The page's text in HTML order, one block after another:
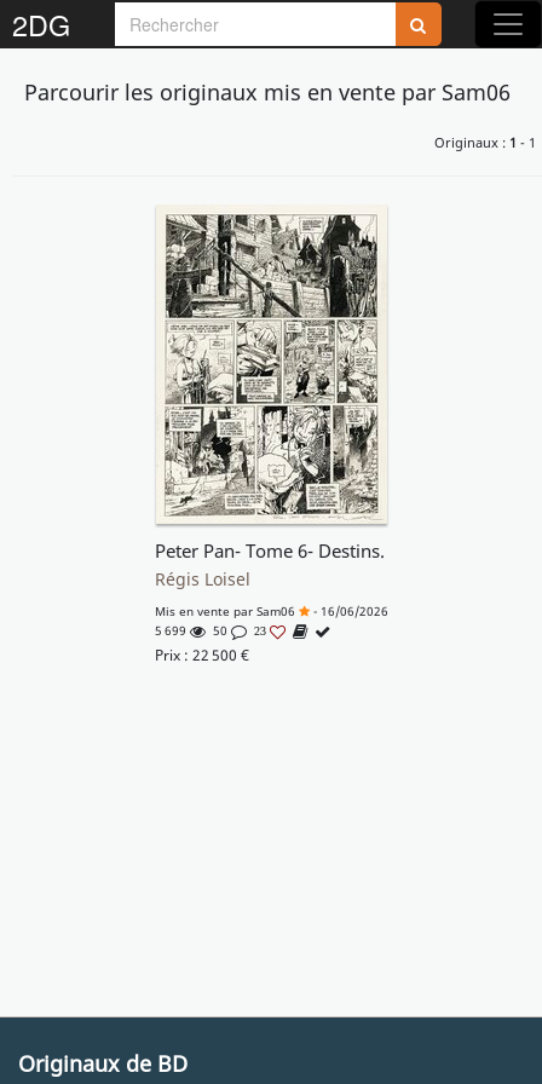
2DG
Parcourir les originaux mis en vente par Sam06
Originaux : 1 - 1
Peter Pan- Tome 6- Destins.
Régis Loisel
Mis en vente par Sam06
- 16/06/2026
5 699
50 23
Prix : 22 500 €
Originaux de BD